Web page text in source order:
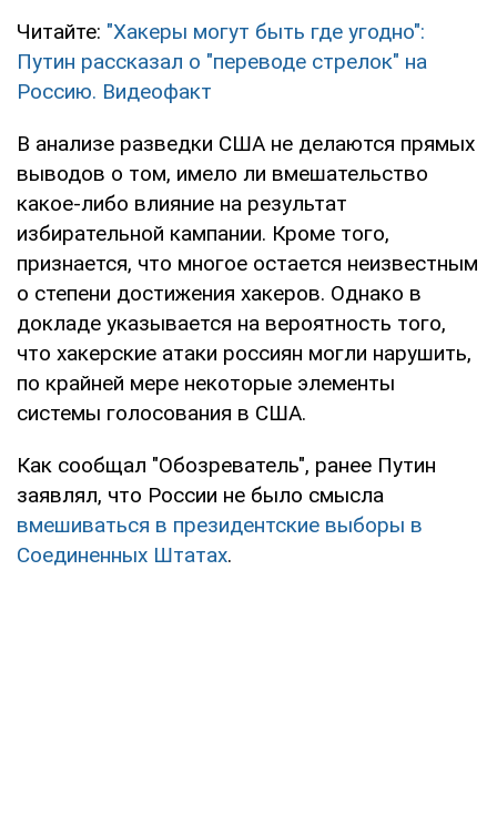
Читайте: "Хакеры могут быть где угодно":
Путин рассказал о "переводе стрелок" на
Россию. Видеофакт
В анализе разведки США не делаются прямых
выводов о том, имело ли вмешательство
какое-либо влияние на результат
избирательной кампании. Кроме того,
признается, что многое остается неизвестным
о степени достижения хакеров. Однако в
докладе указывается на вероятность того,
что хакерские атаки россиян могли нарушить,
по крайней мере некоторые элементы
системы голосования в США.
Как сообщал "Обозреватель", ранее Путин
заявлял, что России не было смысла
вмешиваться в президентские выборы в
Соединенных Штатах.